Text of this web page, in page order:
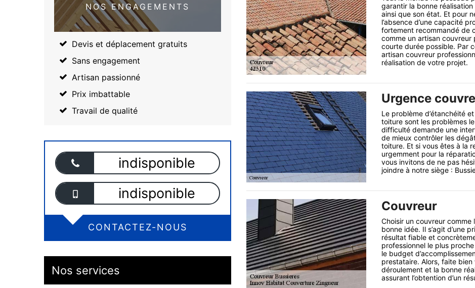
NOS ENGAGEMENTS
Devis et déplacement gratuits
Sans engagement
Artisan passionné
Prix imbattable
Travail de qualité
indisponible
indisponible
CONTACTEZ-NOUS
Nos services
garantir la bonne
ainsi que son état. Et pour
l’absence d’une capacité
fortement recommandé de
comme un artisan
courte durée possible. Par
artisan couvreur
réalisation de votre projet.
Urgence
Le problème d’étanchéité
toiture sont les problèmes
difficulté demande une
de mieux contrôler les
toiture. Et si vous êtes à la
urgemment pour la
vous invitons de ne pas
joindre à notre siège :
Couvreur
Choisir un couvreur comme
bonne idée. Il s’agit d’une
résultat fiable et
professionnel le plus
le budget
prestataire. Alors, faite
déroulement et la bonne
assurant l’obtention d’un